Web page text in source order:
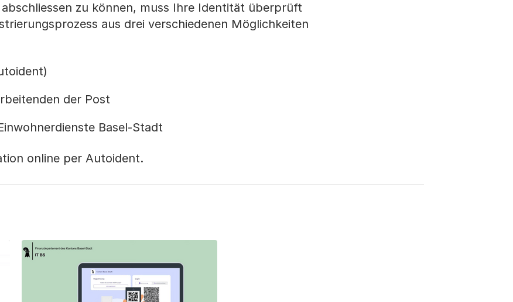
abschliessen zu können, muss Ihre Identität überprüft
aus drei verschiedenen Möglichkeiten
der Post
Basel-Stadt
online per Autoident.